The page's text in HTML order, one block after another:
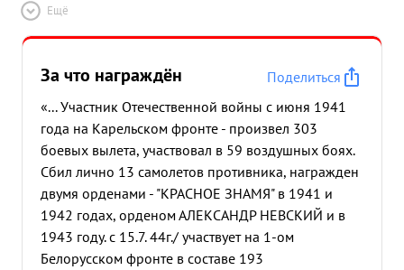
Ещё
За что награждён
Поделиться
«... Участник Отечественной войны с июня 1941
года на Карельском фронте - произвел 303
боевых вылета, участвовал в 59 воздушных боях.
Сбил лично 13 самолетов противника, награжден
двумя орденами - "КРАСНОЕ ЗНАМЯ" в 1941 и
1942 годах, орденом АЛЕКСАНДР НЕВСКИЙ и в
1943 году. с 15.7. 44г./ участвует на 1-ом
Белорусском фронте в составе 193